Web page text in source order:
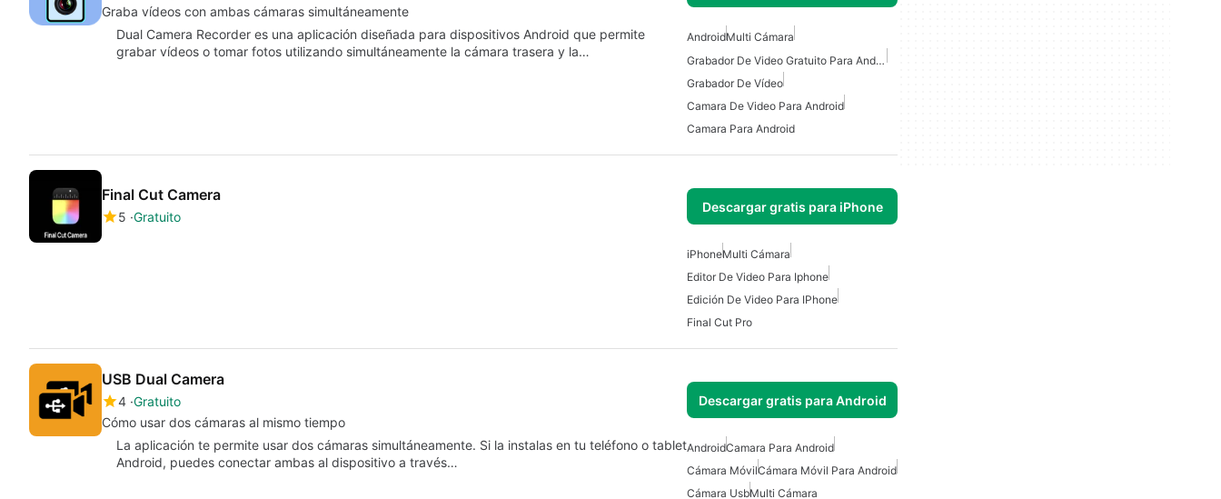
Graba vídeos con ambas cámaras simultáneamente
Dual Camera Recorder es una aplicación diseñada para dispositivos Android que permite
grabar vídeos o tomar fotos utilizando simultáneamente la cámara trasera y la…
AndroidMulti Cámara
Grabador De Video Gratuito Para Android
Grabador De Vídeo
Camara De Video Para Android
Camara Para Android
Final Cut Camera
5 Gratuito
Descargar gratis para iPhone
iPhoneMulti Cámara
Editor De Video Para Iphone
Edición De Video Para IPhone
Final Cut Pro
USB Dual Camera
4 Gratuito
Cómo usar dos cámaras al mismo tiempo
Descargar gratis para Android
La aplicación te permite usar dos cámaras simultáneamente. Si la instalas en tu teléfono o tablet
Android, puedes conectar ambas al dispositivo a través…
AndroidCamara Para Android
Cámara MóvilCámara Móvil Para Android
Cámara UsbMulti Cámara